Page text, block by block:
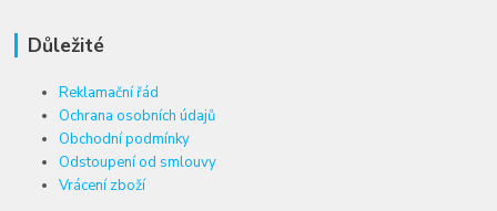
Důležité
Reklamační řád
Ochrana osobních údajů
Obchodní podmínky
Odstoupení od smlouvy
Vrácení zboží